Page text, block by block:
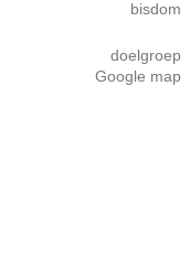
bisdom
doelgroep
Google map